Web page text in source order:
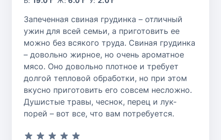
Запеченная свиная грудинка – отличный
ужин для всей семьи, а приготовить ее
можно без всякого труда. Свиная грудинка
– довольно жирное, но очень ароматное
мясо. Оно довольно плотное и требует
долгой тепловой обработки, но при этом
вкусно приготовить его совсем несложно.
Душистые травы, чеснок, перец и лук-
порей – вот все, что вам потребуется.